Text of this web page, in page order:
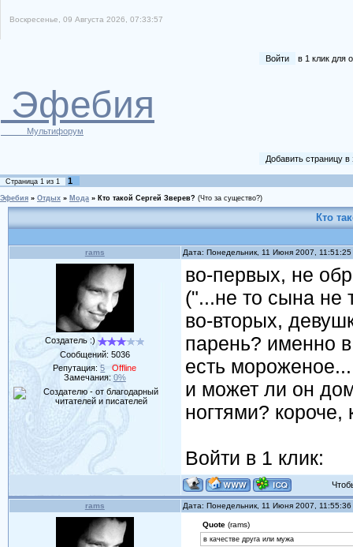
Воскресенье, 09 Августа 2026, 07:33:57
Войти в 1 клик для
Эфебия
Мультифорум
Добавить страницу
Страница 1 из 1 1
Эфебия » Отдых » Мода » Кто такой Сергей Зверев? (Что за существо?)
Кто
rams Дата: Понедельник, 11 Июня 2007,
Создатель :)
Сообщений: 5036
Репутация:5
Offline
Замечания: 0%
во-первых, не
("...не то сына не
во-вторых,
парень? именно
есть
и может ли он
ногтями?
Войти в 1 клик:
rams Дата: Понедельник, 11 Июня 2007,
Quote(rams)
в качестве друга или мужа